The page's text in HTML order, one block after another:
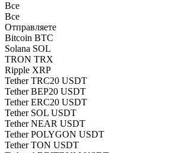
Все
Все
Отправляете
Bitcoin BTC
Solana SOL
TRON TRX
Ripple XRP
Tether TRC20 USDT
Tether BEP20 USDT
Tether ERC20 USDT
Tether SOL USDT
Tether NEAR USDT
Tether POLYGON USDT
Tether TON USDT